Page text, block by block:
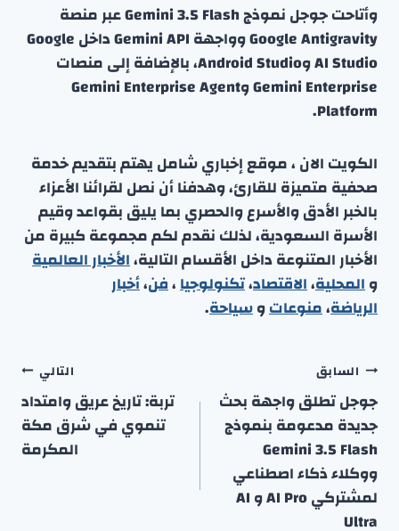
وأتاحت جوجل نموذج Gemini 3.5 Flash عبر منصة
Google Antigravity وواجهة Gemini API داخل Google
AI Studio وAndroid Studio، بالإضافة إلى منصات
Gemini Enterprise وGemini Enterprise Agent
Platform.
الكويت الان ، موقع إخباري شامل يهتم بتقديم خدمة
صحفية متميزة للقارئ، وهدفنا أن نصل لقرائنا الأعزاء
بالخبر الأدق والأسرع والحصري بما يليق بقواعد وقيم
الأسرة السعودية، لذلك نقدم لكم مجموعة كبيرة من
الأخبار المتنوعة داخل الأقسام التالية،الأخبار العالمية
والمحلية،الاقتصاد،تكنولوجيا،فن،أخبار
الرياضة،منوعاتوسياحة.
تصفّح
المقالات
السابق
جوجل تطلق واجهة بحث
جديدة مدعومة بنموذج
Gemini 3.5 Flash
ووكلاء ذكاء اصطناعي
لمشتركي AI Pro و AI
Ultra
التالي
تربة: تاريخ عريق وامتداد
تنموي في شرق مكة
المكرمة